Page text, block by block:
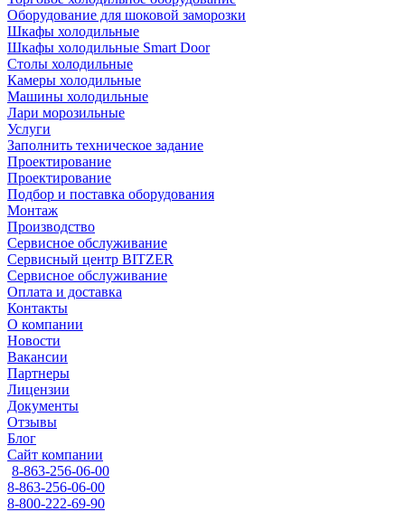
Оборудование для шоковой заморозки
Шкафы холодильные
Шкафы холодильные Smart Door
Столы холодильные
Камеры холодильные
Машины холодильные
Лари морозильные
Услуги
Заполнить техническое задание
Проектирование
Проектирование
Подбор и поставка оборудования
Монтаж
Производство
Сервисное обслуживание
Сервисный центр BITZER
Сервисное обслуживание
Оплата и доставка
Контакты
О компании
Новости
Вакансии
Партнеры
Лицензии
Документы
Отзывы
Блог
Сайт компании
8-863-256-06-00
8-863-256-06-00
8-800-222-69-90